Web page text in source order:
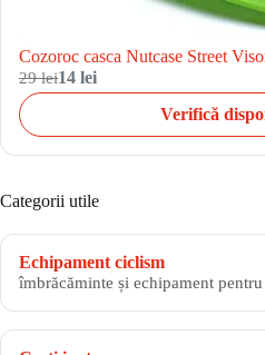
Cozoroc casca Nutcase Street
29 lei14 lei
Verifică
Categorii utile
Echipament ciclism
îmbrăcăminte și echipament